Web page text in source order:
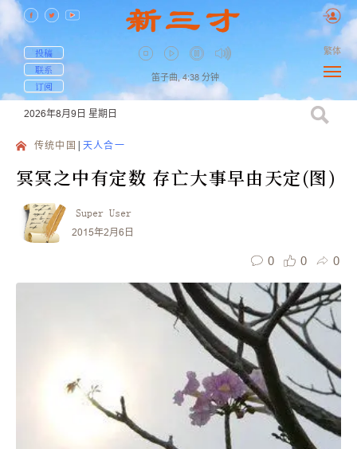
投稿
联系
订阅
笛子曲, 4:38 分钟
繁体
2026年8月9日 星期日
传统中国 天人合一
冥冥之中有定数 存亡大事早由天定(图)
Super User
2015年2月6日
0 0 0